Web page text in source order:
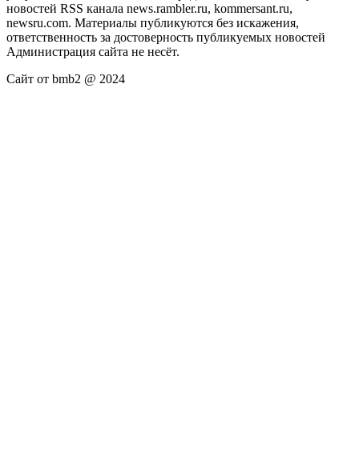
новостей RSS канала news.rambler.ru, kommersant.ru,
newsru.com. Материалы публикуются без искажения,
ответственность за достоверность публикуемых новостей
Администрация сайта не несёт.
Сайт от bmb2 @ 2024